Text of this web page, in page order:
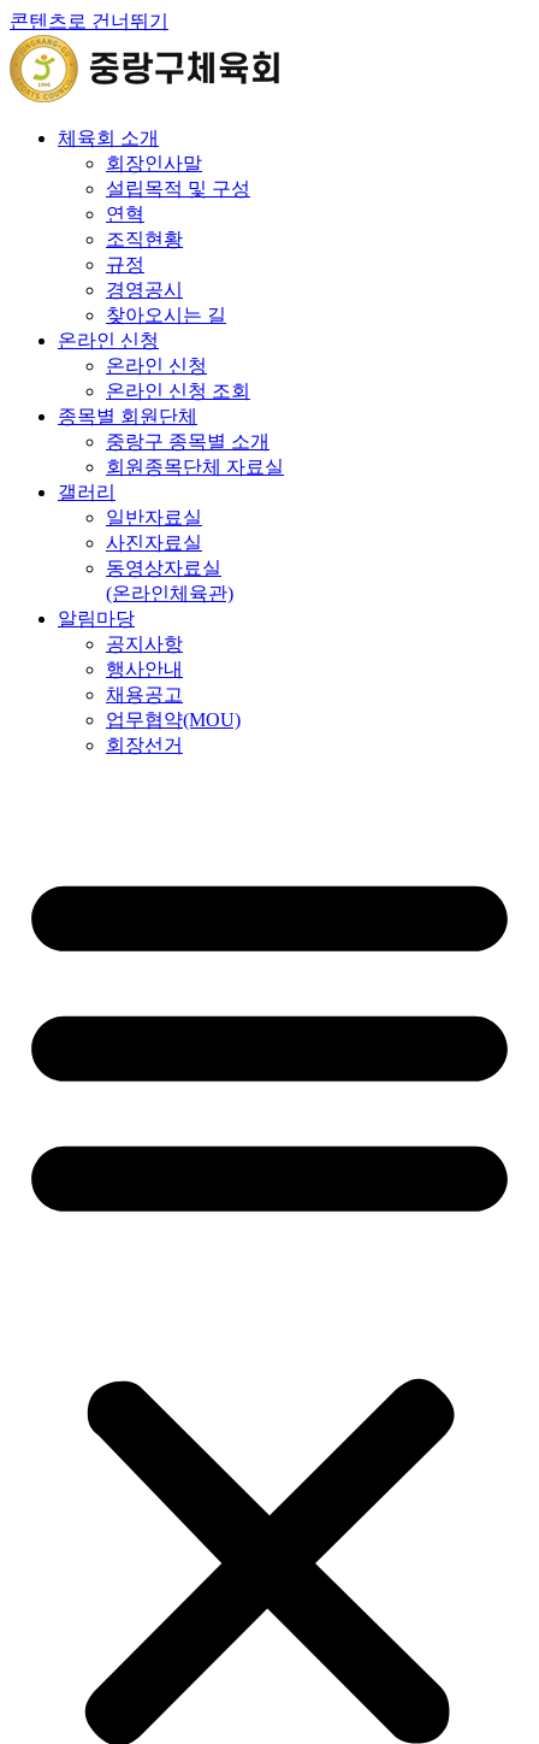
콘텐츠로 건너뛰기
체육회 소개
회장인사말
설립목적 및 구성
연혁
조직현황
규정
경영공시
찾아오시는 길
온라인 신청
온라인 신청
온라인 신청 조회
종목별 회원단체
중랑구 종목별 소개
회원종목단체 자료실
갤러리
일반자료실
사진자료실
동영상자료실
(온라인체육관)
알림마당
공지사항
행사안내
채용공고
업무협약(MOU)
회장선거